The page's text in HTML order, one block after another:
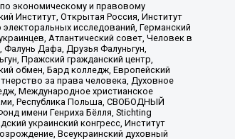
экономическому и правовому
Институт, Открытая Россия, Институт
исследований, Германский
Атлантический совет, Человек в
Дафа, Друзья Фалуньгун,
Пражский гражданский центр,
обмен, Бард колледж, Европейский
за права человека, Духовное
Международное христианское
Республика Польша, СВОБОДНЫЙ
имени Генриха Бёлля, Stichting
украинский конгресс, Институт
Всеукраинский духовный